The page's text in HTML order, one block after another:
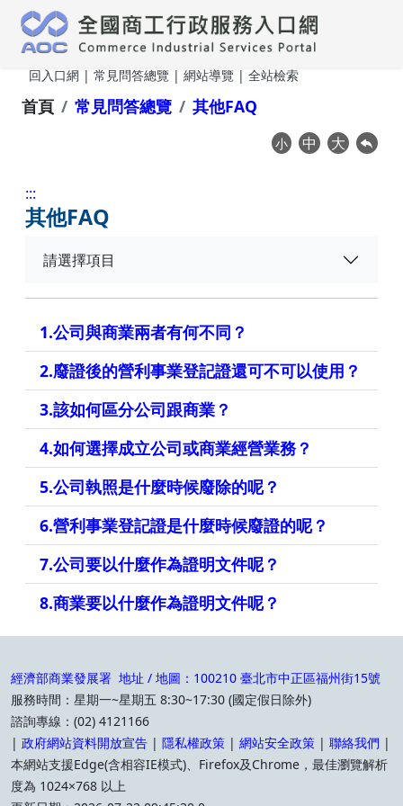
跳到主要內容
回入口網 |常見問答總覽 |網站導覽 | 全站檢索
首頁 常見問答總覽 其他FAQ
小 中 大
:::
常
問
答
總
覽
其他FAQ
請選擇項目
1.公司與商業兩者有何不同？
2.廢證後的營利事業登記證還可不可以使用？
3.該如何區分公司跟商業？
4.如何選擇成立公司或商業經營業務？
5.公司執照是什麼時候廢除的呢？
6.營利事業登記證是什麼時候廢證的呢？
7.公司要以什麼作為證明文件呢？
8.商業要以什麼作為證明文件呢？
經濟部商業發展署 地址 / 地圖：100210 臺北市中正區福州街15號
服務時間：星期一~星期五 8:30~17:30 (國定假日除外)
諮詢專線：(02) 4121166
| 政府網站資料開放宣告 | 隱私權政策 | 網站安全政策 | 聯絡我們 |
本網站支援Edge(含相容IE模式)、Firefox及Chrome，最佳瀏覽解析
度為 1024×768 以上